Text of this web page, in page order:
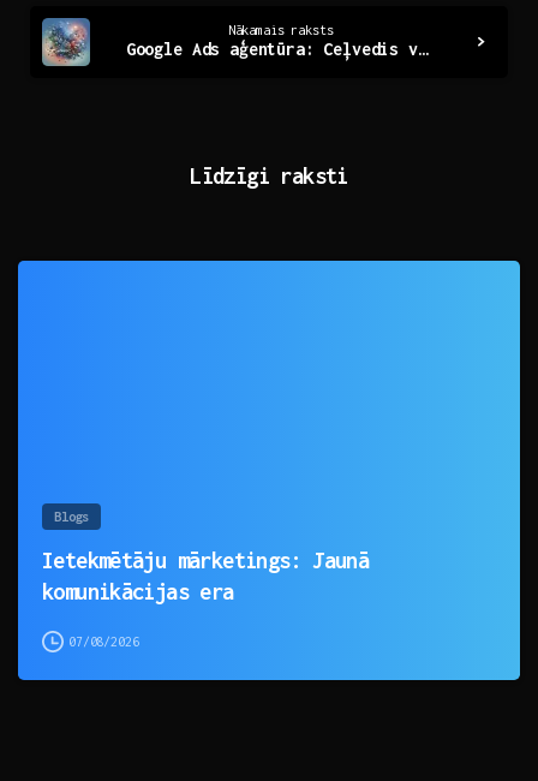
Nākamais raksts
Google Ads aģentūra: Ceļvedis veiksmīgai reklāmai
Līdzīgi raksti
Blogs
Ietekmētāju mārketings: Jaunā
komunikācijas era
07/08/2026